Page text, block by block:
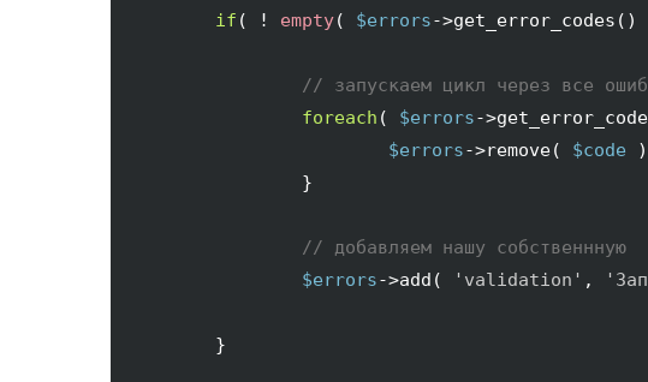
if ( ! empty( $errors->get_error_codes ( )
// запускаем цикл через все
foreach ( $errors->
$errors->remove( $code )
}
// добавляем нашу собственнную
$errors->add ( 'validation' ,
}